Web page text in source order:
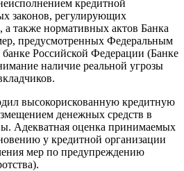
кредитной
законов, регулирующих
а также нормативных актов Банка
предусмотренных Федеральным
Российской Федерации (Банке
наличие реальной угрозы
высокорискованную кредитную
денежных средств в
Адекватная оценка принимаемых
у кредитной организации
мер по предупреждению